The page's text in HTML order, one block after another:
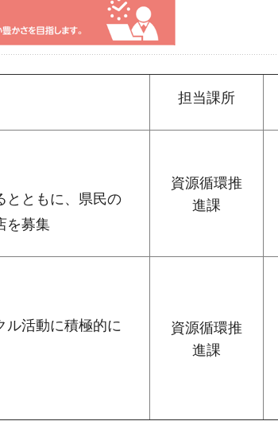
担当課所
とともに、県民の
を募集
資源循環推
進課
ル活動に積極的に
資源循環推
進課